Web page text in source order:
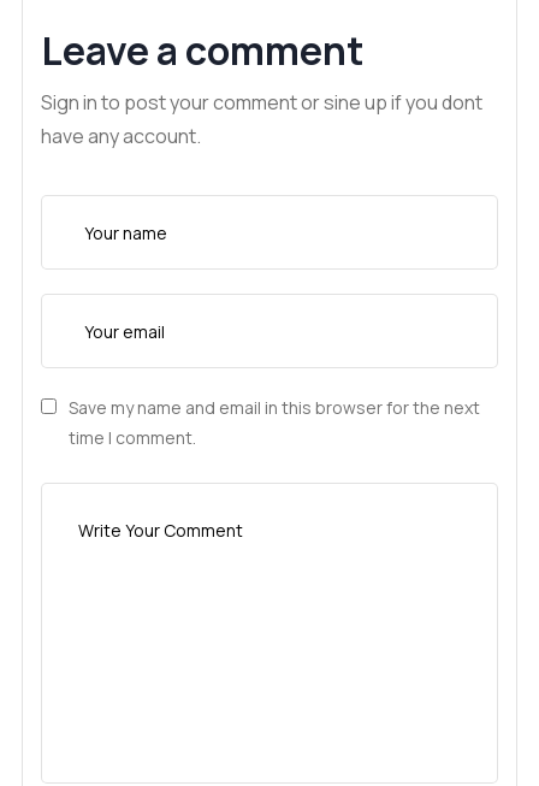
Leave a comment
Sign in to post your comment or sine up if you dont
have any account.
Save my name and email in this browser for the next
time I comment.